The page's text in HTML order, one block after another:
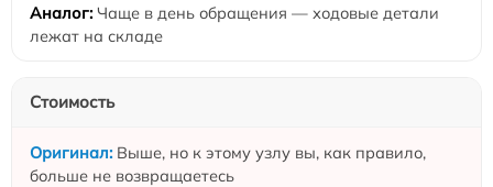
Чаще в день обращения — ходовые детали
лежат на складе
Стоимость
Выше, но к этому узлу вы, как правило,
больше не возвращаетесь